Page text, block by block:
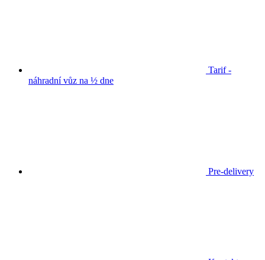
Tarif -
náhradní vůz na ½ dne
Pre-delivery